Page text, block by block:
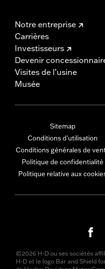
Notre entreprise
Carrières
Investisseurs
Devenir
Visites de l’usine
Musée
Sitemap
Conditions d'utilisation
Conditions générales de
Politique de confidentialité
Politique relative aux
©2026 H-D ou ses sociétés
H-D et le logo Bar and Shield